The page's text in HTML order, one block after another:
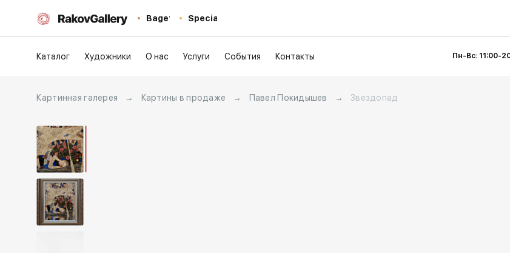
Baget Special
Каталог Художники О нас Услуги События Контакты Пн-Вс: 11:00-
Картинная галерея → Картины в продаже → Павел Покидышев → Звездопад